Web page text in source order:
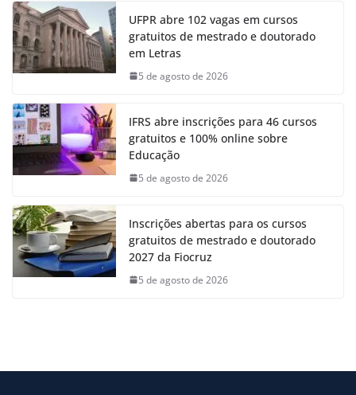
UFPR abre 102 vagas em cursos
gratuitos de mestrado e doutorado
em Letras
5 de agosto de 2026
IFRS abre inscrições para 46 cursos
gratuitos e 100% online sobre
Educação
5 de agosto de 2026
Inscrições abertas para os cursos
gratuitos de mestrado e doutorado
2027 da Fiocruz
5 de agosto de 2026